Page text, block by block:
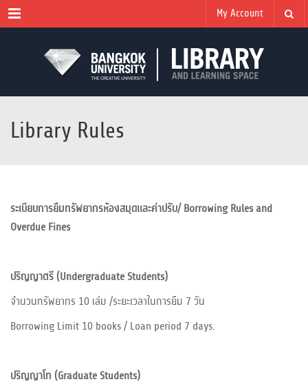
Menu My Account
Library Rules
ระเบียบการยืมทรัพยากรห้องสมุดและค่าปรับ/ Borrowing Rules and
Overdue Fines
ปริญญาตรี (Undergraduate Students)
จำนวนทรัพยากร 10 เล่ม /ระยะเวลาในการยืม 7 วัน
Borrowing Limit 10 books / Loan period 7 days.
ปริญญาโท (Graduate Students)